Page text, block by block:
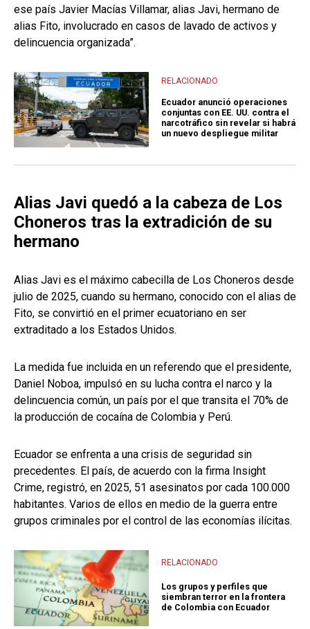
ese país Javier Macías Villamar, alias Javi, hermano de
alias Fito, involucrado en casos de lavado de activos y
delincuencia organizada”.
RELACIONADO
Ecuador anunció operaciones
conjuntas con EE. UU. contra el
narcotráfico sin revelar si habrá
un nuevo despliegue militar
Alias Javi quedó a la cabeza de Los
Choneros tras la extradición de su
hermano
Alias Javi es el máximo cabecilla de Los Choneros desde
julio de 2025, cuando su hermano, conocido con el alias de
Fito, se convirtió en el primer ecuatoriano en ser
extraditado a los Estados Unidos.
La medida fue incluida en un referendo que el presidente,
Daniel Noboa, impulsó en su lucha contra el narco y la
delincuencia común, un país por el que transita el 70% de
la producción de cocaína de Colombia y Perú.
Ecuador se enfrenta a una crisis de seguridad sin
precedentes. El país, de acuerdo con la firma Insight
Crime, registró, en 2025, 51 asesinatos por cada 100.000
habitantes. Varios de ellos en medio de la guerra entre
grupos criminales por el control de las economías ilícitas.
RELACIONADO
Los grupos y perfiles que
siembran terror en la frontera
de Colombia con Ecuador